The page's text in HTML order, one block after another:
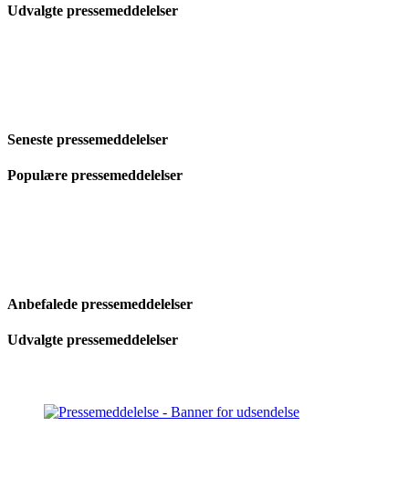
Udvalgte pressemeddelelser
Seneste pressemeddelelser
Populære pressemeddelelser
Anbefalede pressemeddelelser
Udvalgte pressemeddelelser